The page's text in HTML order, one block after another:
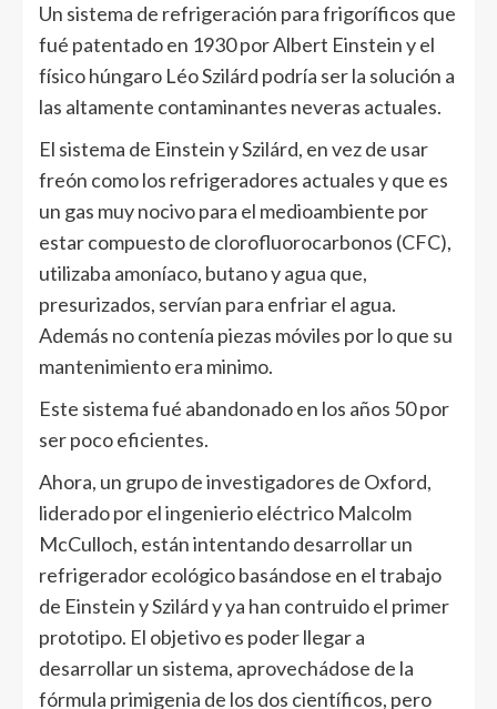
Un sistema de refrigeración para frigoríficos que
fué patentado en 1930 por Albert Einstein y el
físico húngaro Léo Szilárd podría ser la solución a
las altamente contaminantes neveras actuales.
El sistema de Einstein y Szilárd, en vez de usar
freón como los refrigeradores actuales y que es
un gas muy nocivo para el medioambiente por
estar compuesto de clorofluorocarbonos (CFC),
utilizaba amoníaco, butano y agua que,
presurizados, servían para enfriar el agua.
Además no contenía piezas móviles por lo que su
mantenimiento era minimo.
Este sistema fué abandonado en los años 50 por
ser poco eficientes.
Ahora, un grupo de investigadores de Oxford,
liderado por el ingenierio eléctrico Malcolm
McCulloch, están intentando desarrollar un
refrigerador ecológico basándose en el trabajo
de Einstein y Szilárd y ya han contruido el primer
prototipo. El objetivo es poder llegar a
desarrollar un sistema, aprovechádose de la
fórmula primigenia de los dos científicos, pero